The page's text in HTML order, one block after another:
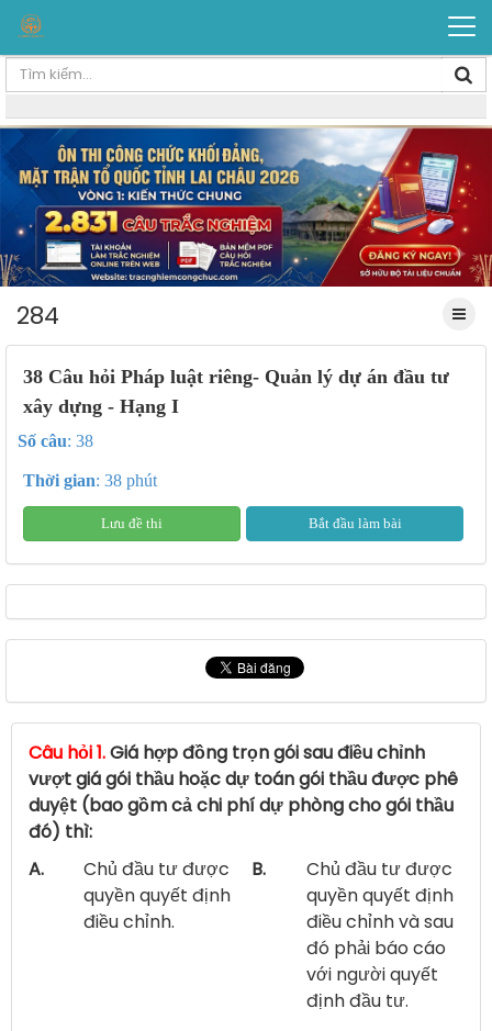
284
38 Câu hỏi Pháp luật riêng- Quản lý dự án đầu tư
xây dựng - Hạng I
Số câu: 38
Thời gian: 38 phút
Lưu đề thi Bắt đầu làm bài
Câu hỏi 1.Giá hợp đồng trọn gói sau điều chỉnh
vượt giá gói thầu hoặc dự toán gói thầu được phê
duyệt (bao gồm cả chi phí dự phòng cho gói thầu
đó) thì:
A.
Chủ đầu tư được
quyền quyết định
điều chỉnh.
B.
Chủ đầu tư được
quyền quyết định
điều chỉnh và sau
đó phải báo cáo
với người quyết
định đầu tư.